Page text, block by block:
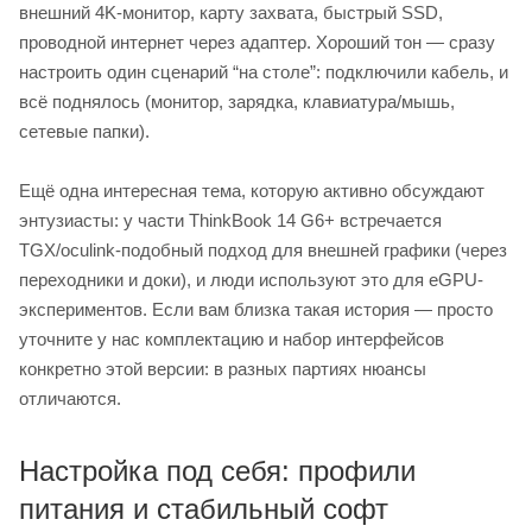
внешний 4K-монитор, карту захвата, быстрый SSD,
проводной интернет через адаптер. Хороший тон — сразу
настроить один сценарий “на столе”: подключили кабель, и
всё поднялось (монитор, зарядка, клавиатура/мышь,
сетевые папки).
Ещё одна интересная тема, которую активно обсуждают
энтузиасты: у части ThinkBook 14 G6+ встречается
TGX/oculink-подобный подход для внешней графики (через
переходники и доки), и люди используют это для eGPU-
экспериментов. Если вам близка такая история — просто
уточните у нас комплектацию и набор интерфейсов
конкретно этой версии: в разных партиях нюансы
отличаются.
Настройка под себя: профили
питания и стабильный софт